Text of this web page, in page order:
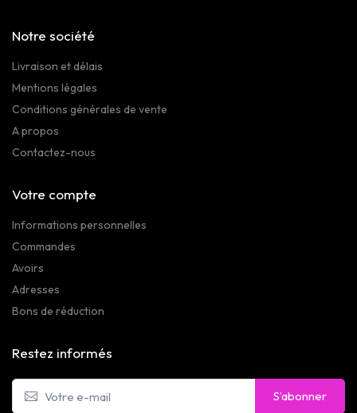
Notre société
Livraison et délais
Mentions légales
Conditions générales de vente
A propos
Contactez-nous
Votre compte
Informations personnelles
Commandes
Avoirs
Adresses
Bons de réduction
Restez informés
S’abonner